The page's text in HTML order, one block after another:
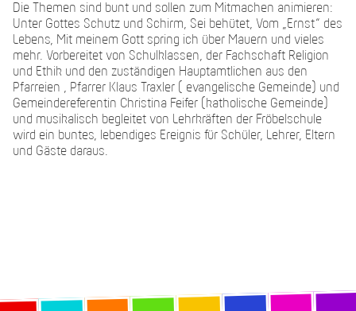
Die Themen sind bunt und sollen zum Mitmachen animieren:
Unter Gottes Schutz und Schirm, Sei behütet, Vom „Ernst“ des
Lebens, Mit meinem Gott spring ich über Mauern und vieles
mehr. Vorbereitet von Schulklassen, der Fachschaft Religion
und Ethik und den zuständigen Hauptamtlichen aus den
Pfarreien , Pfarrer Klaus Traxler ( evangelische Gemeinde) und
Gemeindereferentin Christina Feifer (katholische Gemeinde)
und musikalisch begleitet von Lehrkräften der Fröbelschule
wird ein buntes, lebendiges Ereignis für Schüler, Lehrer, Eltern
und Gäste daraus.